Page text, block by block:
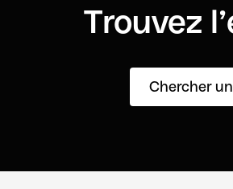
Trouvez
Chercher